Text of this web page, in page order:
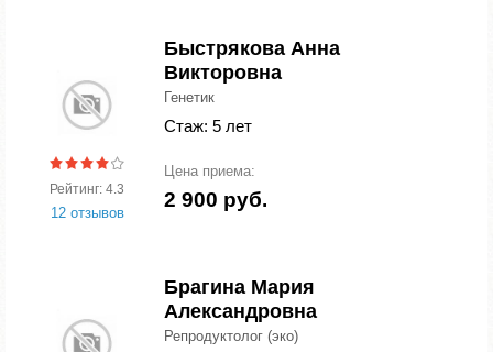
Рейтинг: 4.3
12 отзывов
Быстрякова Анна
Викторовна
Генетик
Стаж: 5 лет
Цена приема:
2 900 руб.
Брагина Мария
Александровна
Репродуктолог (эко)